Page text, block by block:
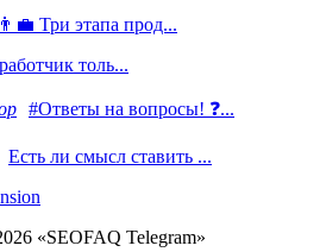
👨‍💼 Три этапа прод...
толь...
#Ответы на вопросы! ❓...
Есть ли смысл ставить ...
«SEOFAQ Telegram»